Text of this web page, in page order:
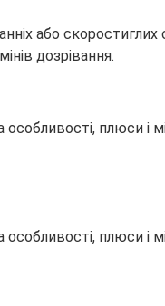
або
дозрівання.